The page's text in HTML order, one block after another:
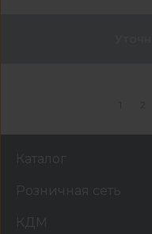
1 2
Каталог
Розничная сеть
КДМ